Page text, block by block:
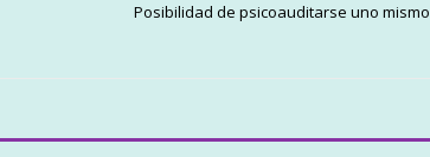
Posibilidad de psicoauditarse uno mismo